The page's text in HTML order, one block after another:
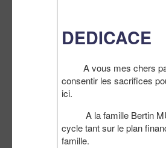
GRESHAM
DEDICACE
A vous mes chers
consentir les sacrifices
ici.
A la famille Bertin
cycle tant sur le plan
famille.